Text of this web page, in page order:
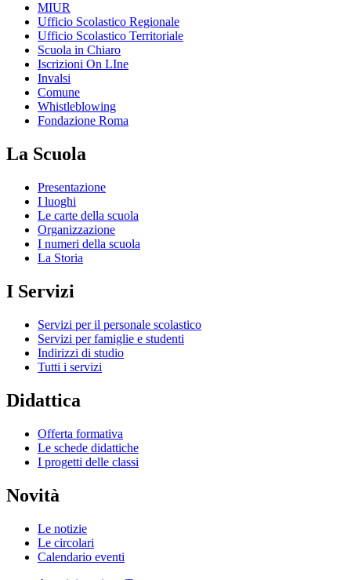
MIUR
Ufficio Scolastico Regionale
Ufficio Scolastico Territoriale
Scuola in Chiaro
Iscrizioni On LIne
Invalsi
Comune
Whistleblowing
Fondazione Roma
La Scuola
Presentazione
I luoghi
Le carte della scuola
Organizzazione
I numeri della scuola
La Storia
I Servizi
Servizi per il personale scolastico
Servizi per famiglie e studenti
Indirizzi di studio
Tutti i servizi
Didattica
Offerta formativa
Le schede didattiche
I progetti delle classi
Novità
Le notizie
Le circolari
Calendario eventi